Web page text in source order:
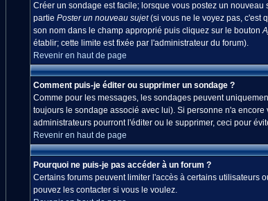
Créer un sondage est facile; lorsque vous postez un
partie Poster un nouveau sujet(si vous ne le voyez pas, c'est
son nom dans le champ approprié puis cliquez sur le bouton
établir; cette limite est fixée par l'administrateur du forum).
Revenir en haut de page
Comment puis-je éditer ou supprimer un sondage ?
Comme pour les messages, les sondages peuvent
toujours le sondage associé avec lui). Si personne n'a
administrateurs pourront l'éditer ou le supprimer, ceci pour
Revenir en haut de page
Pourquoi ne puis-je pas accéder à un forum ?
Certains forums peuvent limiter l'accès à certains utilisateurs
pouvez les contacter si vous le voulez.